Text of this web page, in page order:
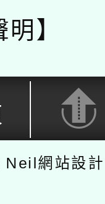
】
Neil網站設